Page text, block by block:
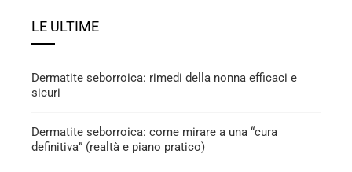
LE ULTIME
Dermatite seborroica: rimedi della nonna efficaci e
sicuri
Dermatite seborroica: come mirare a una “cura
definitiva” (realtà e piano pratico)